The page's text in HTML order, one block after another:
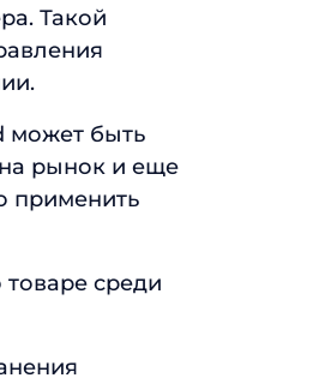
Такой
может быть
на рынок и еще
применить
среди